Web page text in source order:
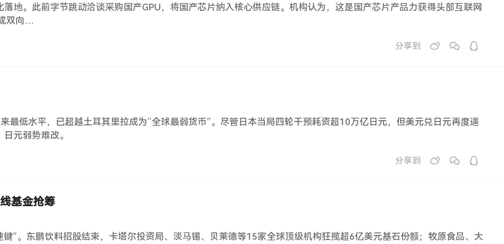
地。此前字节跳动洽谈采购国产GPU，将国产芯片纳入核心供应链。机构认为，这是国产芯片产品力获得头部互联网
双向…
分享到
最低水平，已超越土耳其里拉成为“全球最弱货币”。尽管日本当局四轮干预耗资超10万亿日元，但美元兑日元再度逼
元弱势难改。
分享到
基金抢筹
”。东鹏饮料招股结束，卡塔尔投资局、淡马锡、贝莱德等15家全球顶级机构狂揽超6亿美元基石份额；牧原食品、大